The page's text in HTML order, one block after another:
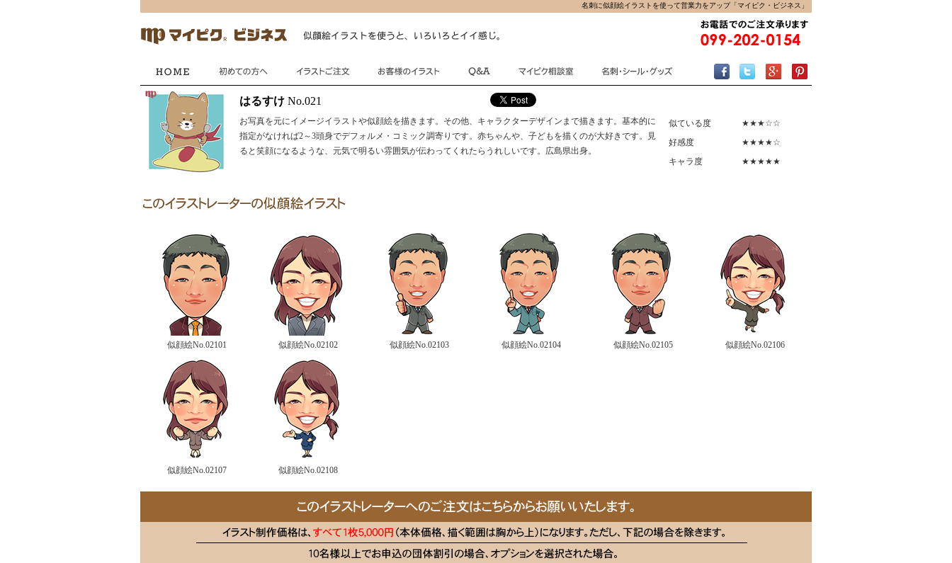
名刺に似顔絵イラストを使って営業力をアップ「マイピク・ビジネス」
はるすけ No.021
お写真を元にイメージイラストや似顔絵を描きます。その他、キャラクターデザインまで描きます。基本的に
指定がなければ2～3頭身でデフォルメ・コミック調寄りです。赤ちゃんや、子どもを描くのが大好きです。見
ると笑顔になるような、元気で明るい雰囲気が伝わってくれたらうれしいです。広島県出身。
似ている度
★★★☆☆
好感度
★★★★☆
キャラ度
★★★★★
似顔絵No.02101 似顔絵No.02102 似顔絵No.02103 似顔絵No.02104 似顔絵No.02105 似顔絵No.02106
似顔絵No.02107 似顔絵No.02108